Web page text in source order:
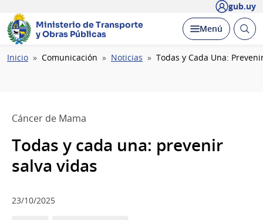
gub.uy
Ministerio de Transporte
y Obras Públicas
Desplegar
Menú Abrir
Ruta
Inicio Comunicación Noticias Todas y Cada Una:
Cáncer de Mama
Todas y cada una: prevenir
salva vidas
23/10/2025